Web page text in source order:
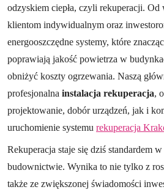
odzyskiem ciepła, czyli rekuperacji. Od
klientom indywidualnym oraz
energooszczędne systemy, które
poprawiają jakość powietrza w
obniżyć koszty ogrzewania. Naszą
profesjonalna instalacja rekuperacja,
projektowanie, dobór urządzeń, jak i
uruchomienie systemu rekuperacja
Rekuperacja staje się dziś standardem
budownictwie. Wynika to nie tylko z
także ze zwiększonej świadomości